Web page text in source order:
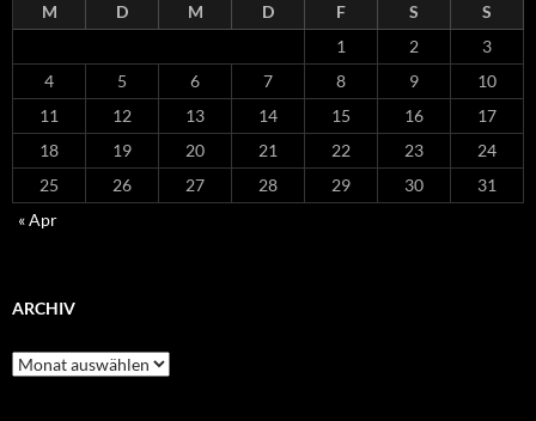
M D M D F S
S
1
2
3
4
5 6 7 8 9
10
11
12 13 14 15 16
17
18
19 20 21 22 23
24
25
26 27 28 29 30
31
« Apr
ARCHIV
Archiv